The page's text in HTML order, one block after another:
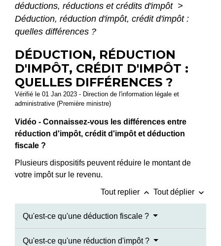
déductions, réductions et crédits d'impôt >
Déduction, réduction d'impôt, crédit d'impôt :
quelles différences ?
DÉDUCTION, RÉDUCTION
D'IMPÔT, CRÉDIT D'IMPÔT :
QUELLES DIFFÉRENCES ?
Vérifié le 01 Jan 2023 - Direction de l'information légale et
administrative (Première ministre)
Vidéo - Connaissez-vous les différences entre
réduction d'impôt, crédit d'impôt et déduction
fiscale ?
Plusieurs dispositifs peuvent réduire le montant de
votre impôt sur le revenu.
Tout replier keyboard_arrow_up Tout déplier keyboard_arrow_down
Qu'est-ce qu'une déduction fiscale ?
Qu'est-ce qu'une réduction d'impôt ?